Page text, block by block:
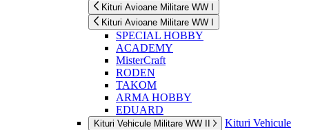
Kituri Avioane Militare WW I
Kituri Avioane Militare WW I
SPECIAL HOBBY
ACADEMY
MisterCraft
RODEN
TAKOM
ARMA HOBBY
EDUARD
Kituri Vehicule Militare WW II
Kituri Vehicule